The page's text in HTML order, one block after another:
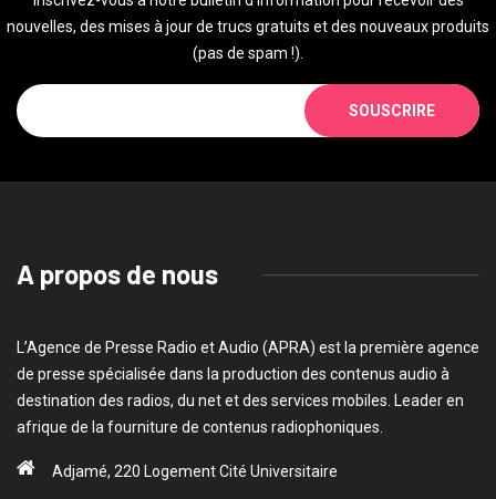
nouvelles, des mises à jour de trucs gratuits et des nouveaux produits
(pas de spam !).
SOUSCRIRE
A propos de nous
L’Agence de Presse Radio et Audio (APRA) est la première agence
de presse spécialisée dans la production des contenus audio à
destination des radios, du net et des services mobiles. Leader en
afrique de la fourniture de contenus radiophoniques.
Adjamé, 220 Logement Cité Universitaire